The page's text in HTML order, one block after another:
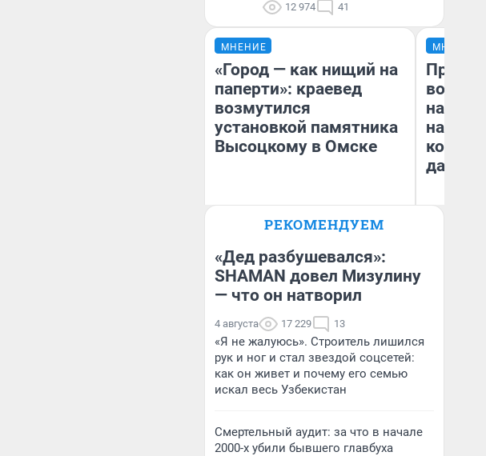
12 974 41
МНЕНИЕ
«Город — как нищий на
паперти»: краевед
возмутился
установкой памятника
Высоцкому в Омске
Игорь Коновалов
МНЕНИЕ
нам
даже
РЕКОМЕНДУЕМ
«Дед разбушевался»:
SHAMAN довел Мизулину
— что он натворил
4 августа 17 229 13
«Я не жалуюсь». Строитель лишился
рук и ног и стал звездой соцсетей:
как он живет и почему его семью
искал весь Узбекистан
Смертельный аудит: за что в начале
2000-х убили бывшего главбуха